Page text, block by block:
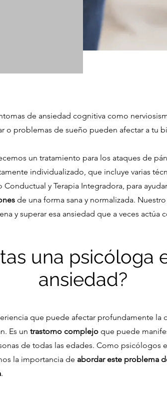
de ansiedad cognitiva como
o problemas de sueño pueden afectar a tu
un tratamiento para los ataques de
individualizado, que incluye varias
y Terapia Integradora, para
de una forma sana y normalizada.
y superar esa ansiedad que a veces actúa
una psicóloga
ansiedad?
que puede afectar profundamente la
Es un trastorno complejo que puede
de todas las edades. Como psicólogos
la importancia de abordar este problema
.